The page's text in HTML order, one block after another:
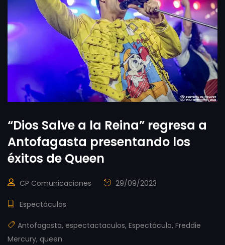
“Dios Salve a la Reina” regresa a
Antofagasta presentando los
éxitos de Queen
CP Comunicaciones 29/09/2023
Espectáculos
Antofagasta, espectactaculos, Espectáculo, Freddie
Mercury, queen